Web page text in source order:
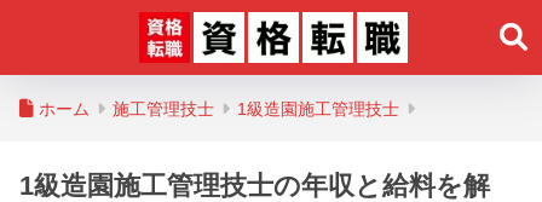
ホーム 施工管理技士 1級造園施工管理技士
1級造園施工管理技士の年収と給料を解